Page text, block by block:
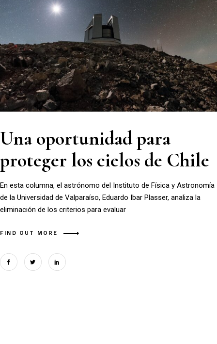
Una oportunidad para
proteger los cielos de Chile
En esta columna, el astrónomo del Instituto de Física y Astronomía
de la Universidad de Valparaíso, Eduardo Ibar Plasser, analiza la
eliminación de los criterios para evaluar
FIND OUT MORE